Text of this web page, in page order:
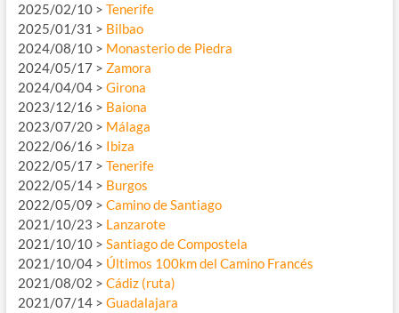
2025/02/10 > Tenerife
2025/01/31 > Bilbao
2024/08/10 > Monasterio de Piedra
2024/05/17 > Zamora
2024/04/04 > Girona
2023/12/16 > Baiona
2023/07/20 > Málaga
2022/06/16 > Ibiza
2022/05/17 > Tenerife
2022/05/14 > Burgos
2022/05/09 > Camino de Santiago
2021/10/23 > Lanzarote
2021/10/10 > Santiago de Compostela
2021/10/04 > Últimos 100km del Camino Francés
2021/08/02 > Cádiz (ruta)
2021/07/14 > Guadalajara